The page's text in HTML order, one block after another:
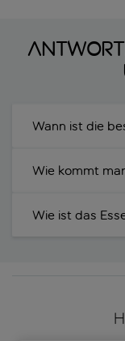
Wann ist die
Wie kommt
Wie ist das